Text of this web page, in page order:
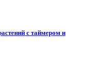
с таймером и